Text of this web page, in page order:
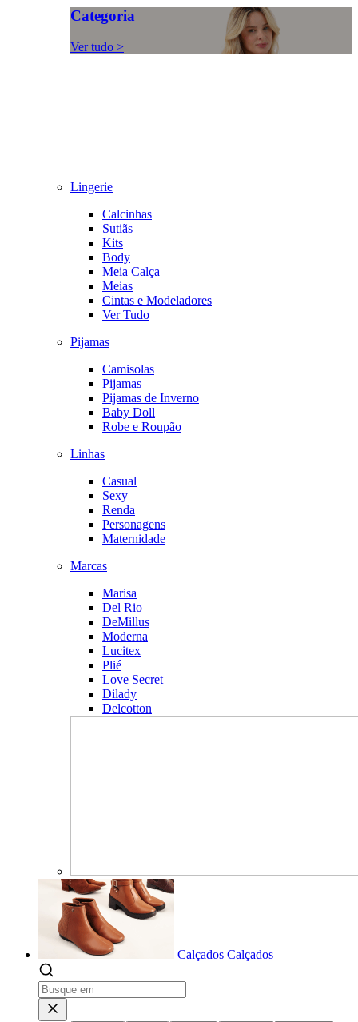
Categoria
Ver tudo >
Lingerie
Calcinhas
Sutiãs
Kits
Body
Meia Calça
Meias
Cintas e Modeladores
Ver Tudo
Pijamas
Camisolas
Pijamas
Pijamas de Inverno
Baby Doll
Robe e Roupão
Linhas
Casual
Sexy
Renda
Personagens
Maternidade
Marcas
Marisa
Del Rio
DeMillus
Moderna
Lucitex
Plié
Love Secret
Dilady
Delcotton
Calçados Calçados